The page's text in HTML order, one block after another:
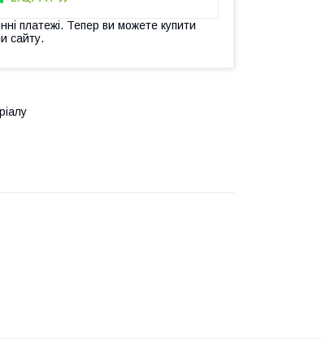
платежі. Тепер ви можете купити
сайту.